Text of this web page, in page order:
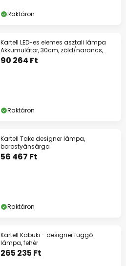
Raktáron
Kartell LED-es elemes asztali lámpa
Akkumulátor, 30cm, zöld/narancs,
IP54
90 264 Ft
Raktáron
Kartell Take designer lámpa,
borostyánsárga
56 467 Ft
Raktáron
Kartell Kabuki - designer függő
lámpa, fehér
265 235 Ft